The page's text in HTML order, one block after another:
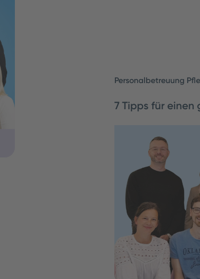
Personalbetreuung
7 Tipps für
sich. Deshalb
Pflege nach Tipps